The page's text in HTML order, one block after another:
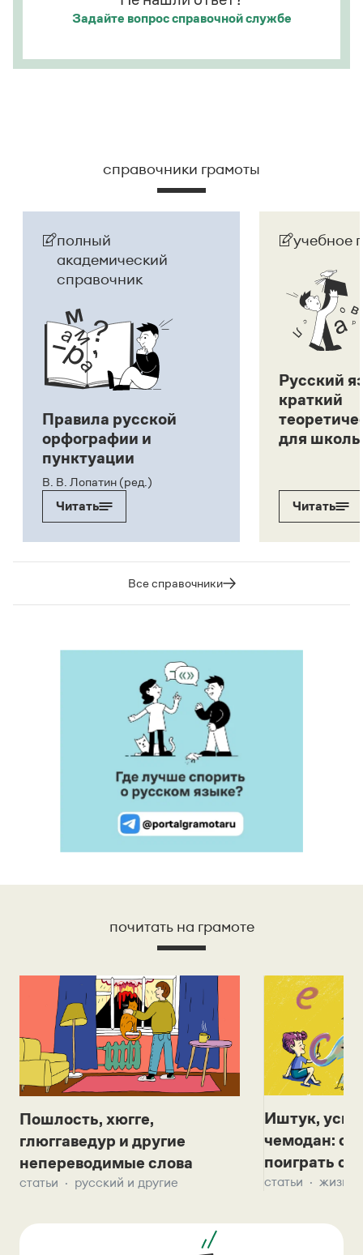
Задайте вопроссправочной службе
справочники грамоты
полный
академический
справочник
Правила русской
орфографии и
пунктуации
В. В. Лопатин (ред.)
Читать
учебное
Русский
краткий
для
Читать
Все справочники
почитать на грамоте
Пошлость, хюгге,
глюггаведур и другие
непереводимые слова
статьи русский и другие
Иштук,
чемодан:
поиграть с
статьи жизнь